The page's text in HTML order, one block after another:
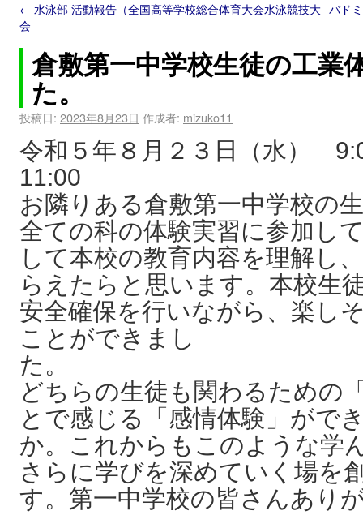
← 水泳部 活動報告（全国高等学校総合体育大会水泳競技大
会
バド
倉敷第一中学校生徒の工業
た。
投稿日: 2023年8月23日 作成者: mizuko11
令和５年８月２３日（水）
お隣りある倉敷第一中学校の
全ての科の体験実習に参加し
して本校の教育内容を理解し
らえたらと思います。本校生
安全確保を行いながら、楽し
ことができまし
どちらの生徒も関わるための
とで感じる「感情体験」がで
か。これからもこのような学
さらに学びを深めていく場を
す。第一中学校の皆さんあり